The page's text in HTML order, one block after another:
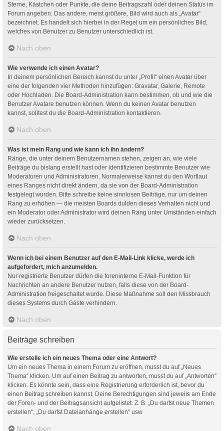
Sterne, Kästchen oder Punkte, die deine Beitragszahl oder deinen Status im
Forum angeben. Das andere, meist größere, Bild wird auch als „Avatar“
bezeichnet. Es handelt sich hierbei in der Regel um ein persönliches Bild,
welches von Benutzer zu Benutzer unterschiedlich ist.
Nach oben
Wie verwende ich einen Avatar?
In deinem persönlichen Bereich kannst du unter „Profil“ einen Avatar über
eine der folgenden vier Methoden hinzufügen: Gravatar, Galerie, Remote
oder Hochladen. Die Board-Administration kann bestimmen, ob und wie die
Benutzer Avatare benutzen können. Wenn du keinen Avatar benutzen
kannst, solltest du die Board-Administration kontaktieren.
Nach oben
Was ist mein Rang und wie kann ich ihn ändern?
Ränge, die unter deinem Benutzernamen stehen, zeigen an, wie viele
Beiträge du bislang erstellt hast oder identifizieren bestimmte Benutzer wie
Moderatoren und Administratoren. Normalerweise kannst du den Wortlaut
eines Ranges nicht direkt ändern, da sie von der Board-Administration
festgelegt wurden. Bitte schreibe keine sinnlosen Beiträge, nur um deinen
Rang zu erhöhen — die meisten Boards dulden dieses Verhalten nicht und
ein Moderator oder Administrator wird deinen Rang unter Umständen einfach
wieder zurücksetzen.
Nach oben
Wenn ich bei einem Benutzer auf den E-Mail-Link klicke, werde ich
aufgefordert, mich anzumelden.
Nur registrierte Benutzer dürfen die foreninterne E-Mail-Funktion für
Nachrichten an andere Benutzer nutzen, falls diese von der Board-
Administration freigeschaltet wurde. Diese Maßnahme soll den Missbrauch
dieses Systems durch Gäste verhindern.
Nach oben
Beiträge schreiben
Wie erstelle ich ein neues Thema oder eine Antwort?
Um ein neues Thema in einem Forum zu eröffnen, musst du auf „Neues
Thema“ klicken. Um auf einen Beitrag zu antworten, musst du auf „Antworten“
klicken. Es könnte sein, dass eine Registrierung erforderlich ist, bevor du
einen Beitrag schreiben kannst. Deine Berechtigungen sind jeweils am Ende
der Foren- und der Beitragsansicht aufgelistet. Z. B. „Du darfst neue Themen
erstellen“, „Du darfst Dateianhänge erstellen“ usw.
Nach oben